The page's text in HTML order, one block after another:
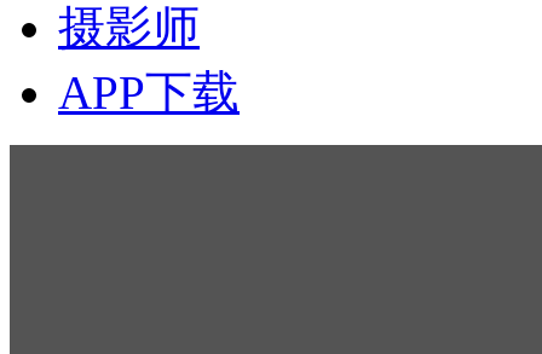
摄影师
APP下载